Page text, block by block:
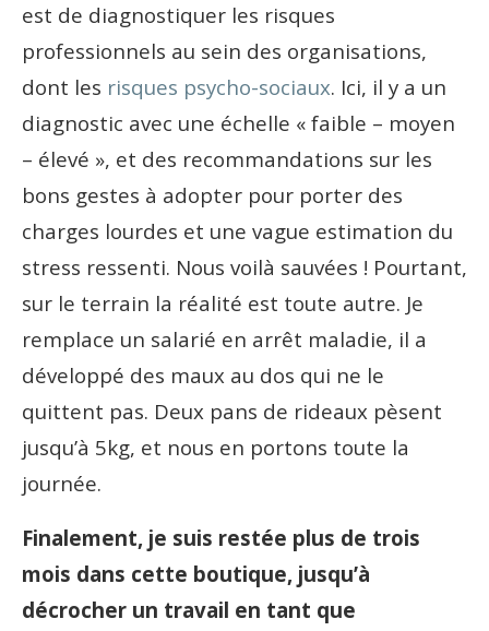
est de diagnostiquer les risques
professionnels au sein des organisations,
dont les risques psycho-sociaux. Ici, il y a un
diagnostic avec une échelle « faible – moyen
– élevé », et des recommandations sur les
bons gestes à adopter pour porter des
charges lourdes et une vague estimation du
stress ressenti. Nous voilà sauvées ! Pourtant,
sur le terrain la réalité est toute autre. Je
remplace un salarié en arrêt maladie, il a
développé des maux au dos qui ne le
quittent pas. Deux pans de rideaux pèsent
jusqu’à 5kg, et nous en portons toute la
journée.
Finalement, je suis restée plus de trois
mois dans cette boutique, jusqu’à
décrocher un travail en tant que